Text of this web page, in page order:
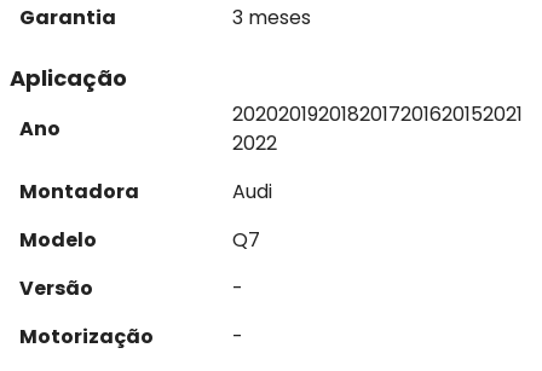
Garantia
3 meses
Aplicação
Ano
2020201920182017201620152021
2022
Montadora
Audi
Modelo
Q7
Versão
-
Motorização
-